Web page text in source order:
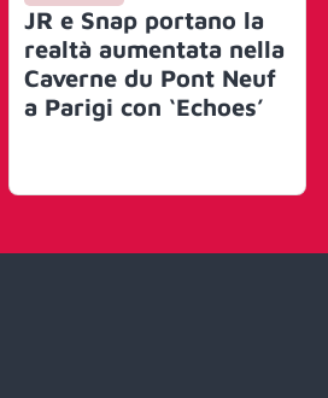
JR e Snap portano la
realtà aumentata nella
Caverne du Pont Neuf
a Parigi con ‘Echoes’